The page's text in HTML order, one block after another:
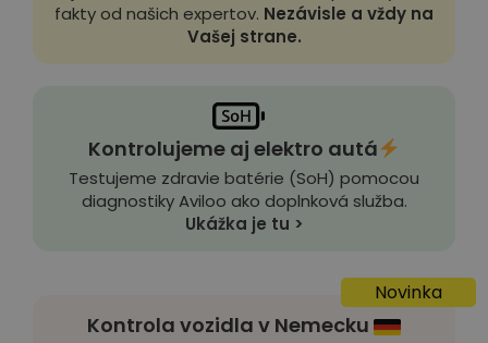
fakty od našich expertov. Nezávisle a vždy na
Vašej strane.
Kontrolujeme aj elektro autá
Testujeme zdravie batérie (SoH) pomocou
diagnostiky Aviloo ako doplnková služba.
Ukážka je tu >
Novinka
Kontrola vozidla v Nemecku